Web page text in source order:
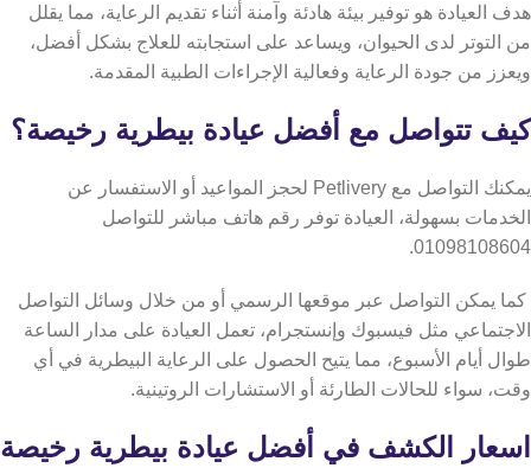
هدف العيادة هو توفير بيئة هادئة وآمنة أثناء تقديم الرعاية، مما يقلل
من التوتر لدى الحيوان، ويساعد على استجابته للعلاج بشكل أفضل،
ويعزز من جودة الرعاية وفعالية الإجراءات الطبية المقدمة.
كيف تتواصل مع أفضل عيادة بيطرية رخيصة؟
يمكنك التواصل مع Petlivery لحجز المواعيد أو الاستفسار عن
الخدمات بسهولة، العيادة توفر رقم هاتف مباشر للتواصل
01098108604.
كما يمكن التواصل عبر موقعها الرسمي أو من خلال وسائل التواصل
الاجتماعي مثل فيسبوك وإنستجرام، تعمل العيادة على مدار الساعة
طوال أيام الأسبوع، مما يتيح الحصول على الرعاية البيطرية في أي
وقت، سواء للحالات الطارئة أو الاستشارات الروتينية.
اسعار الكشف في أفضل عيادة بيطرية رخيصة